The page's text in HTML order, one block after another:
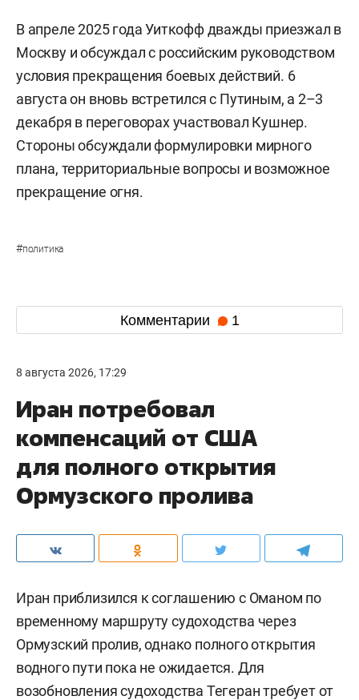
В апреле 2025 года Уиткофф дважды приезжал в
Москву и обсуждал с российским руководством
условия прекращения боевых действий. 6
августа он вновь встретился с Путиным, а 2–3
декабря в переговорах участвовал Кушнер.
Стороны обсуждали формулировки мирного
плана, территориальные вопросы и возможное
прекращение огня.
#политика
Комментарии 1
8 августа 2026, 17:29
Иран потребовал
компенсаций от США
для полного открытия
Ормузского пролива
Иран приблизился к соглашению с Оманом по
временному маршруту судоходства через
Ормузский пролив, однако полного открытия
водного пути пока не ожидается. Для
возобновления судоходства Тегеран требует от